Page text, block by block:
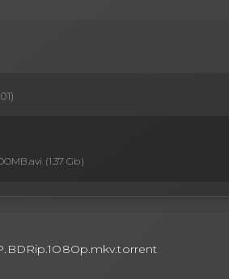
(1.37 Gb)